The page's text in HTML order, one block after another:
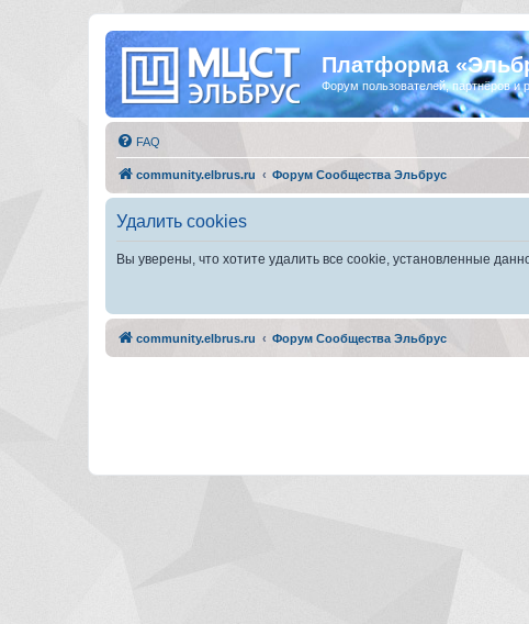
Платформа
Форум пользователей, партнёров и
FAQ
community.elbrus.ru Форум Сообщества Эльбрус
Удалить cookies
Вы уверены, что хотите удалить все cookie, установленные
community.elbrus.ru Форум Сообщества Эльбрус